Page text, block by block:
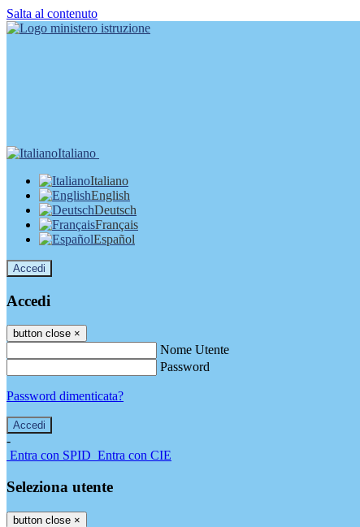
Salta al contenuto
Italiano
Italiano
English
Deutsch
Français
Español
Accedi
Accedi
button close ×
Nome Utente
Password
Password dimenticata?
-
Entra con SPID Entra con CIE
Seleziona utente
button close ×